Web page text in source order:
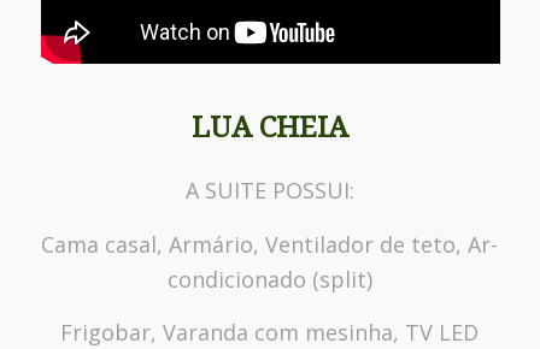
LUA CHEIA
A SUITE POSSUI:
Cama casal, Armário, Ventilador de teto, Ar-
condicionado (split)
Frigobar, Varanda com mesinha, TV LED